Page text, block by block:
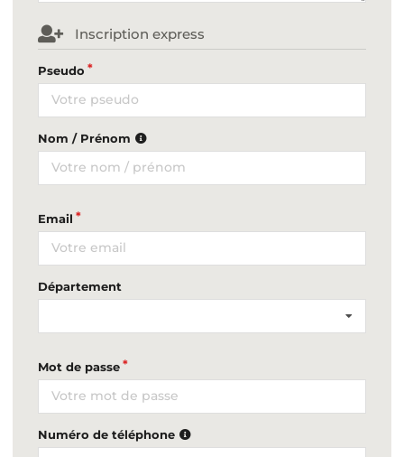
Inscription express
Pseudo
Nom / Prénom
Email
Département
Mot de passe
Numéro de téléphone